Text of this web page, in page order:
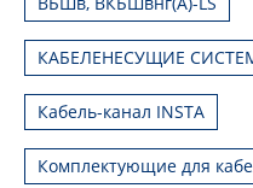
КАБЕЛЕНЕСУЩИЕ
Кабель-канал INSTA
Комплектующие для